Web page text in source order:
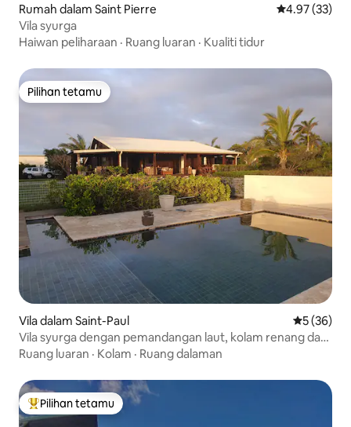
Rumah dalam Saint Pierre Penarafan
4.97 (33)
Vila syurga
Haiwan peliharaan · Ruang luaran · Kualiti tidur
Pilihan tetamu
Pilihan tetamu
Vila dalam Saint-Paul Penarafan
5 (36)
Vila syurga dengan pemandangan laut, kolam renang dan
taman besar
Ruang luaran · Kolam · Ruang dalaman
Pilihan utama tetamu
Pilihan tetamu